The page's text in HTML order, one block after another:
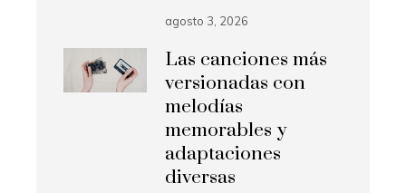
agosto 3, 2026
Las canciones más
versionadas con
melodías
memorables y
adaptaciones
diversas